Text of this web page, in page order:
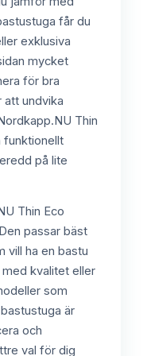
får du
exklusiva
mycket
för bra
att undvika
Thin
funktionellt
på lite
Thin Eco
passar bäst
vill ha en bastu
kvalitet eller
som
är
och
val för dig